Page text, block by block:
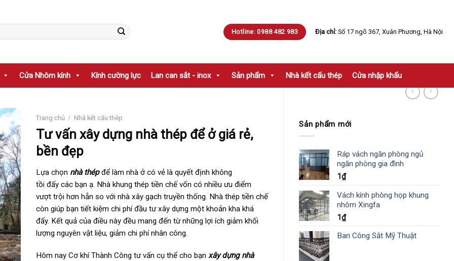
Hotline: 0988 482 983 Địa chỉ: Số 17 ngõ 367, Xuân Phương, Hà Nội
Cửa Nhôm kính Kính cường lực Lan can sắt - inox Sản phẩm Nhà kết cấu thép Cửa nhập khẩu
Sản phẩm mới
Ráp vách ngăn phòng ngủ
ngăn phòng gia đình
1₫
Vách kính phòng họp khung
nhôm Xingfa
1₫
Ban Công Sắt Mỹ Thuật
Trang chủ / Nhà kết cấu thép
Tư vấn xây dựng nhà thép để ở giá rẻ,
bền đẹp
Lựa chọn nhà thép để làm nhà ở có vẻ là quyết định không
tồi đấy các bạn ạ. Nhà khung thép tiền chế vốn có nhiều ưu điểm
vượt trội hơn hẳn so với nhà xây gạch truyền thống. Nhà thép tiền chế
còn giúp bạn tiết kiệm chi phí đầu tư xây dựng một khoản kha khá
đấy. Kết quả của điều này đều mang đến từ những lợi ích giảm khối
lượng nguyên vật liệu, giảm chi phí nhân công.
Hôm nay Cơ khí Thành Công tư vấn cụ thể cho bạnxây dựng nhà